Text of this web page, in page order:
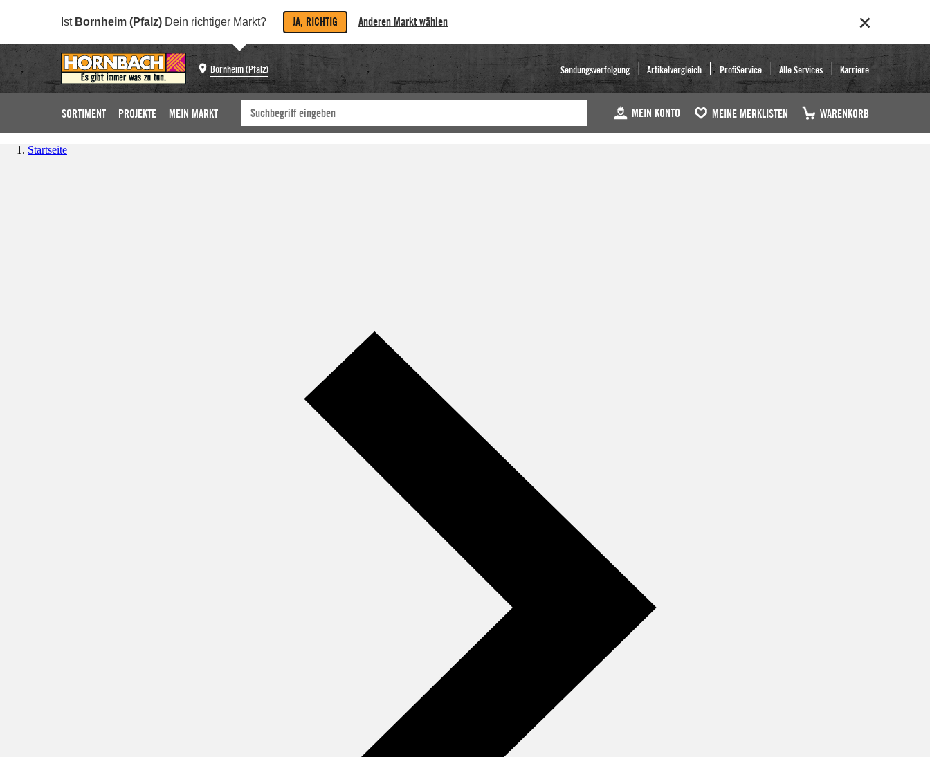
Ist Bornheim (Pfalz) Dein richtiger Markt? JA, RICHTIG Anderen Markt wählen
Bornheim (Pfalz) Sendungsverfolgung Artikelvergleich ProfiService Alle Services Karriere
SORTIMENT PROJEKTE MEIN MARKT MEIN KONTO MEINE MERKLISTEN WARENKORB
Startseite